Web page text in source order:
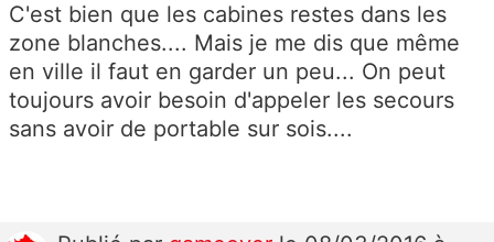
C'est bien que les cabines restes dans les
zone blanches.... Mais je me dis que même
en ville il faut en garder un peu... On peut
toujours avoir besoin d'appeler les secours
sans avoir de portable sur sois....